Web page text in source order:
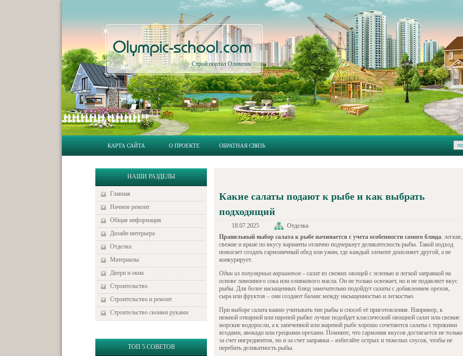
Olympic-school.com
Строй портал Олимпик
КАРТА САЙТА О ПРОЕКТЕ ОБРАТНАЯ СВЯЗЬ
НАШИ РАЗДЕЛЫ
Главная
Начнем ремонт
Общая информация
Дизайн интерьера
Отделка
Материалы
Двери и окна
Строительство
Строительство и ремонт
Строительство своими руками
ТОП 5 СОВЕТОВ
Какие салаты подают к рыбе и как выбрать
подходящий
18.07.2025
Отделка
Правильный выбор салата к рыбе начинается с учета особенности самого блюда: легкие,
свежие и яркие по вкусу варианты отлично подчеркнут деликатесность рыбы. Такой подход
помогает создать гармоничный обед или ужин, где каждый элемент дополняет другой, а не
конкурирует.
Один из популярных вариантов – салат из свежих овощей с зеленью и легкой заправкой на
основе лимонного сока или оливкового масла. Он не только освежает, но и не подавляет вкус
рыбы. Для более насыщенных блюд замечательно подойдут салаты с добавлением орехов,
сыра или фруктов – они создают баланс между насыщенностью и легкостью.
При выборе салата важно учитывать тип рыбы и способ её приготовления. Например, к
нежной отварной или пареной рыбке лучше подойдет классический овощной салат или свежие
морские водоросли, а к запеченной или жареной рыбе хорошо сочетаются салаты с терпкими
ягодами, авокадо или грецкими орехами. Помните, что гармония вкусов достигается не только
за счет ингредиентов, но и за счет заправки – избегайте острых и тяжелых соусов, чтобы не
перебить деликатность рыбы.